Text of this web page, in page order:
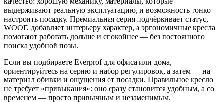
выдерживают реальную эксплуатацию, и возможность тонко
настроить посадку. Премиальная серия подчёркивает статус,
WOOD добавляет интерьеру характер, а эргономичные кресла
помогают работать дольше и спокойнее — без постоянного
поиска удобной позы.
Если вы подбираете Everprof для офиса или дома,
ориентируйтесь на серию и набор регулировок, а затем — на
материал обивки и ощущения от посадки. Правильное кресло
не требует «привыкания»: оно сразу становится удобным, а со
временем — просто привычным и незаменимым.